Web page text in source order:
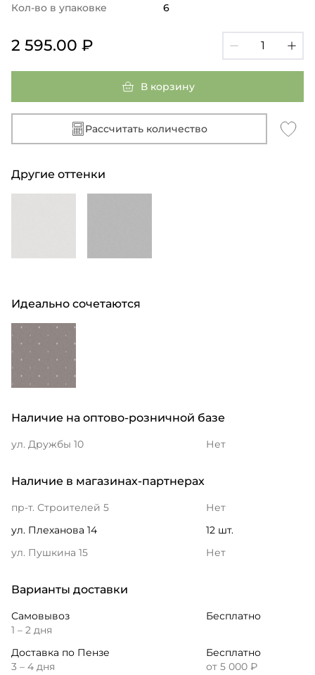
Кол-во в упаковке
6
2 595.00 ₽
В корзину
Рассчитать количество
Другие оттенки
Идеально сочетаются
Наличие на оптово-розничной базе
ул. Дружбы 10 Нет
Наличие в магазинах-партнерах
пр-т. Строителей 5
Нет
ул. Плеханова 14
12 шт.
ул. Пушкина 15
Нет
Варианты доставки
Самовывоз
1 – 2 дня
Бесплатно
Доставка по Пензе
3 – 4 дня
Бесплатно
от 5 000 ₽